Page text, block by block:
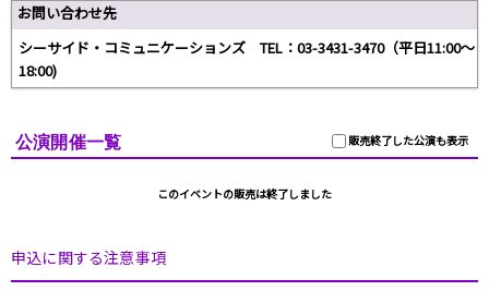
お問い合わせ先
シーサイド・コミュニケーションズ TEL：03-3431-3470（平日11:00〜
18:00)
販売終了した公演も表示
公演開催一覧
このイベントの販売は終了しました
申込に関する注意事項